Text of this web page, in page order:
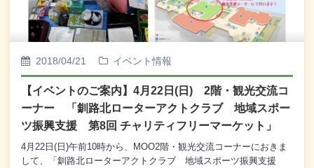
「夏」第一楽章３．ヴィヴァルディ／合奏協奏曲「四季」から
「秋」第一楽章４．ヴィヴァルディ／合奏協奏曲「四季」から
「冬」第一楽章
2018/04/21 イベント情報
【イベントのご案内】4月22日(日) 2階・観光交流コ
ーナー 「釧路北ローターアクトクラブ 地域スポー
ツ振興支援 第8回 チャリティフリーマーケット」
4月22日(日)午前10時から、MOO2階・観光交流コーナーにおきま
して、「釧路北ローターアクトクラブ 地域スポーツ振興支援